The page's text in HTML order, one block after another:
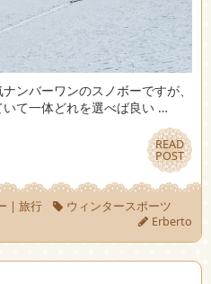
ンバーワンのスノボーですが、
て一体どれを選べば良い …
READ
POST
READ
POST
| 旅行
ウィンタースポーツ
Erberto